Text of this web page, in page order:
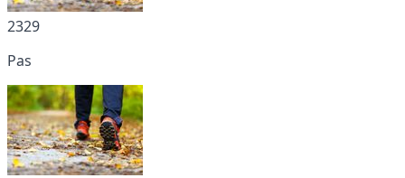
2329
Pas